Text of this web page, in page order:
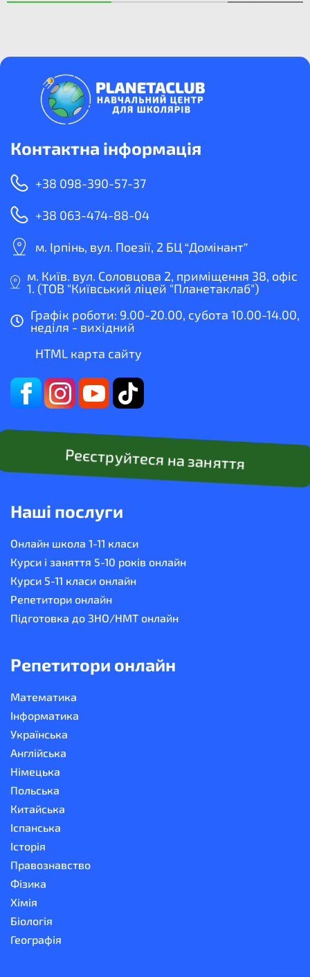
Контактна інформація
+38 098-390-57-37
+38 063-474-88-04
м. Ірпінь, вул. Поезії, 2 БЦ “Домінант”
м. Київ. вул. Соловцова 2, приміщення 38, офіс
1. (ТОВ "Київський ліцей "Планетаклаб")
Графік роботи: 9.00-20.00, субота 10.00-14.00,
неділя - вихідний
HTML карта сайту
Реєструйтеся на заняття
Наші послуги
Онлайн школа 1-11 класи
Курси і заняття 5-10 років онлайн
Курси 5-11 класи онлайн
Репетитори онлайн
Підготовка до ЗНО/НМТ онлайн
Репетитори онлайн
Математика
Інформатика
Українська
Англійська
Німецька
Польська
Китайська
Іспанська
Історія
Правознавство
Фізика
Хімія
Біологія
Географія